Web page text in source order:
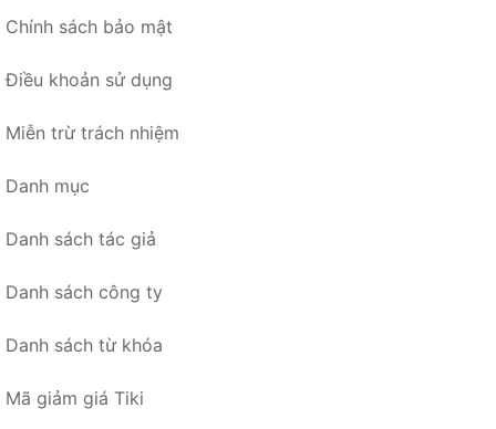
Chính sách bảo mật
Điều khoản sử dụng
Miễn trừ trách nhiệm
Danh mục
Danh sách tác giả
Danh sách công ty
Danh sách từ khóa
Mã giảm giá Tiki